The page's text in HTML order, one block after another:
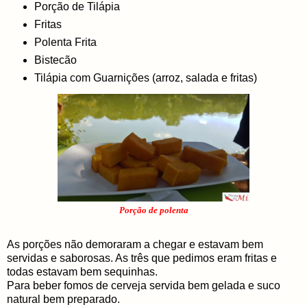
Porção de Tilápia
Fritas
Polenta Frita
Bistecão
Tilápia com Guarnições (arroz, salada e fritas)
Porção de polenta
As porções não demoraram a chegar e estavam bem
servidas e saborosas. As três que pedimos eram fritas e
todas estavam bem sequinhas.
Para beber fomos de cerveja servida bem gelada e suco
natural bem preparado.